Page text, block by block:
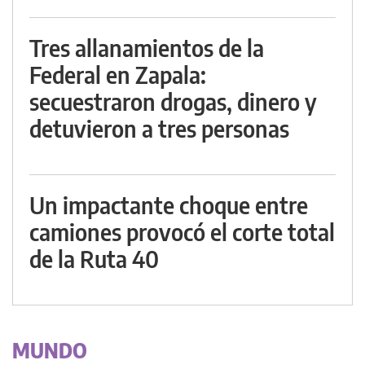
Tres allanamientos de la
Federal en Zapala:
secuestraron drogas, dinero y
detuvieron a tres personas
Un impactante choque entre
camiones provocó el corte total
de la Ruta 40
MUNDO